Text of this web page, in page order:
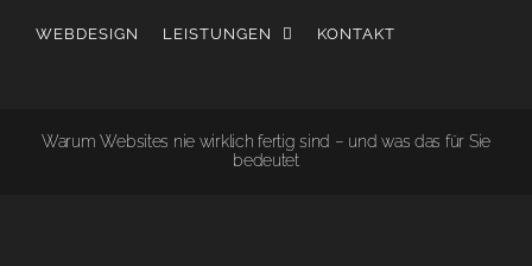
WEBDESIGN LEISTUNGEN KONTAKT
Warum Websites nie wirklich fertig sind – und was das für Sie
bedeutet